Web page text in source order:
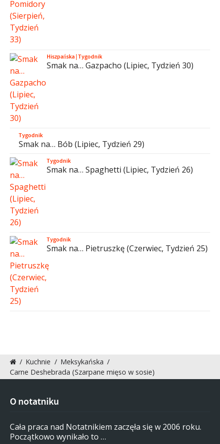
Hiszpańska|Tygodnik
Smak na… Gazpacho (Lipiec, Tydzień 30)
Tygodnik
Smak na… Bób (Lipiec, Tydzień 29)
Tygodnik
Smak na… Spaghetti (Lipiec, Tydzień 26)
Tygodnik
Smak na… Pietruszkę (Czerwiec, Tydzień 25)
/ Kuchnie / Meksykańska /
Carne Deshebrada (Szarpane mięso w sosie)
O notatniku
Cała praca nad Notatnikiem zaczęła się w 2006 roku.
Początkowo wynikało to …